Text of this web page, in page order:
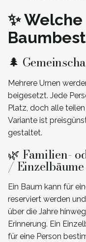
✨
🌲
Mehrere Urnen
beigesetzt. Jede
Platz, doch alle
Variante ist
gestaltet.
🌿 Familien-
/ Einzelbäume
Ein Baum kann für
reserviert werden
über die Jahre
Erinnerung. Ein
für eine Person